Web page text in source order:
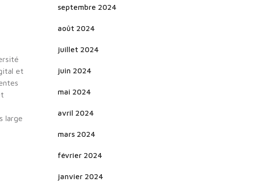
et
large
septembre 2024
août 2024
juillet 2024
juin 2024
mai 2024
avril 2024
mars 2024
février 2024
janvier 2024